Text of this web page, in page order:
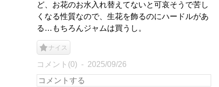
ど、お花のお水入れ替えてないと可哀そうで苦し
くなる性質なので、生花を飾るのにハードルがあ
る…もちろんジャムは買うし。
ナイス
コメント(0) 2025/09/26